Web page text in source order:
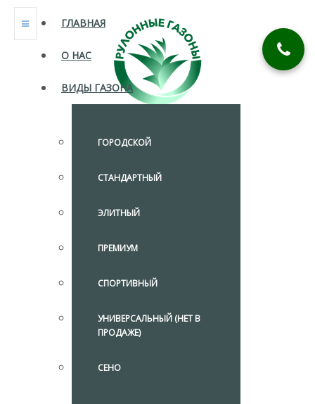
ГЛАВНАЯ
О НАС
ВИДЫ ГАЗОНА
ГОРОДСКОЙ
СТАНДАРТНЫЙ
ЭЛИТНЫЙ
ПРЕМИУМ
СПОРТИВНЫЙ
УНИВЕРСАЛЬНЫЙ (НЕТ В
ПРОДАЖЕ)
СЕНО